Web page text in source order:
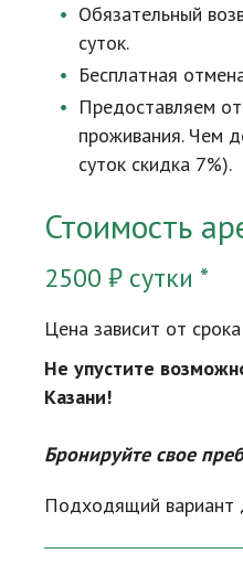
Обязательный
суток.
Бесплатная
Предоставляем
проживания. Чем
суток скидка 7%).
Стоимость
2500 ₽ сутки *
Цена зависит от
Не упустите
Казани!
Бронируйте свое
Подходящий вариант